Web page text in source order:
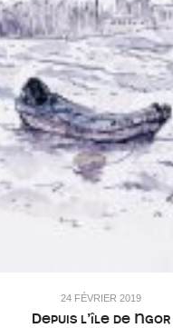
24 FÉVRIER 2019
Depuis l’île de Ngor